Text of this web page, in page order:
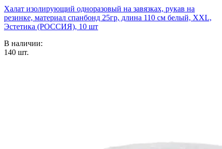
Халат изолирующий одноразовый на завязках, рукав на
резинке, материал спанбонд 25гр, длина 110 см белый, XXL,
Эстетика (РОССИЯ), 10 шт
В наличии:
140 шт.